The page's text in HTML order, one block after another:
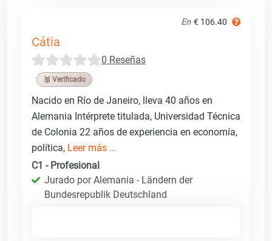
En € 106.40
Cátia
0 Reseñas
🥉 Verificado
Nacido en Río de Janeiro, lleva 40 años en
Alemania Intérprete titulada, Universidad Técnica
de Colonia 22 años de experiencia en economía,
política, Leer más ...
C1 - Profesional
Jurado por Alemania - Ländern der
Bundesrepublik Deutschland